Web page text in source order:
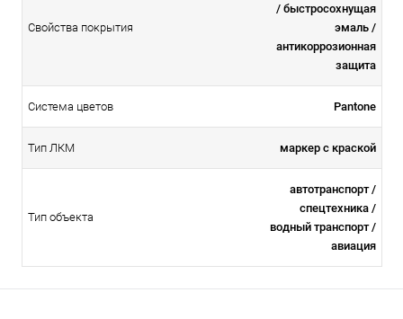
Свойства покрытия
/ быстросохнущая
эмаль /
антикоррозионная
защита
Система цветов Pantone
Тип ЛКМ маркер с краской
Тип объекта
автотранспорт /
спецтехника /
водный транспорт /
авиация